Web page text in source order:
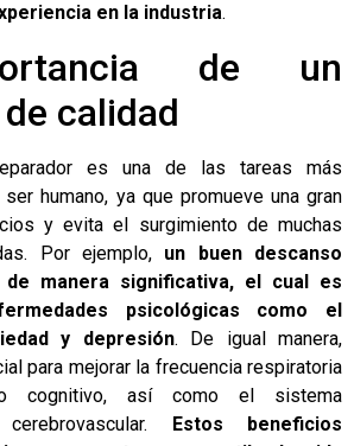
en la industria.
de un
calidad
es una de las tareas más
humano, ya que promueve una gran
y evita el surgimiento de muchas
Por ejemplo, un buen descanso
manera significativa, el cual es
psicológicas como el
y depresión. De igual manera,
para mejorar la frecuencia respiratoria
cognitivo, así como el sistema
Estos beneficios